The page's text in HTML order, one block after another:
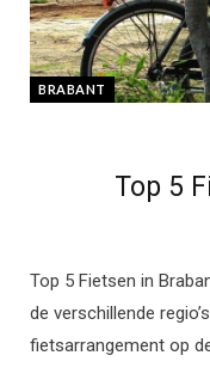
BRABANT
Top 5
Top 5 Fietsen in
de verschillende
fietsarrangement op